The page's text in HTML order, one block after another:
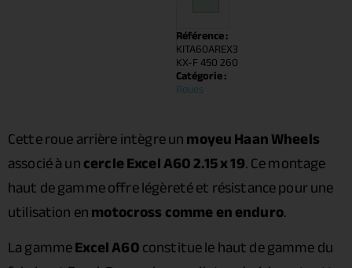
Référence :
KITA60AREX3
KX-F 450 260
Catégorie :
Roues
Cette roue arrière intègre unmoyeu Haan Wheels
associé à uncercle Excel A60 2.15 x 19. Ce montage
haut de gamme offre légèreté et résistance pour une
utilisation enmotocross comme en enduro.
La gammeExcel A60constitue le haut de gamme du